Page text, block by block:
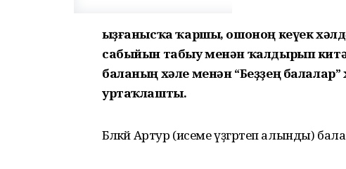
Ҡыҙғанысҡа ҡаршы, ошоноң кеүек
сабыйын табыу менән ҡалдырып
баланың хәле менән “Беҙҙең
уртаҡлашты.
Бәләкәй Артур (исеме үҙгәртеп алынды)